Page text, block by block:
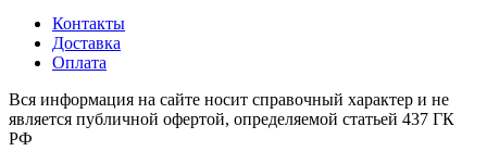
Контакты
Доставка
Оплата
Вся информация на сайте носит справочный характер и не
является публичной офертой, определяемой статьей 437 ГК
РФ